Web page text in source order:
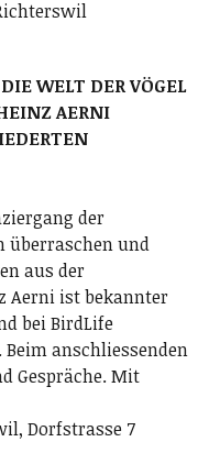
WELT DER VÖGEL
AERNI
der
überraschen und
aus der
Aerni ist bekannter
bei BirdLife
anschliessenden
Gespräche. Mit
Dorfstrasse 7